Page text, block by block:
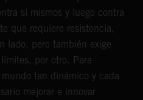
sí mismos y luego contra
que requiere resistencia,
lado, pero también exige
por otro. Para
tan dinámico y cada
mejorar e innovar